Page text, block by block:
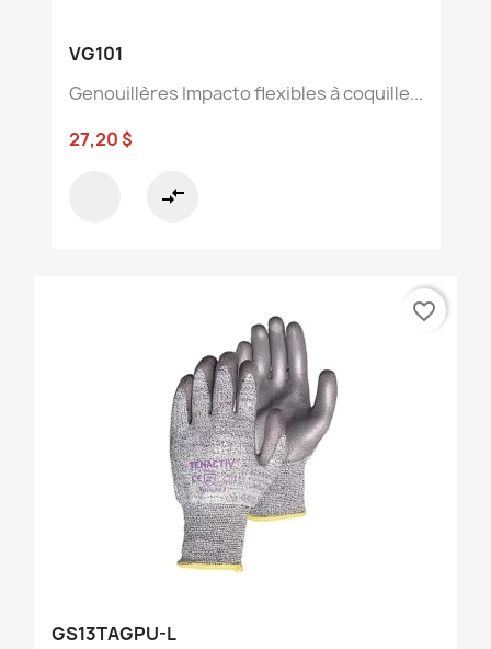
VG101
Genouillères Impacto flexibles à coquille...
27,20 $
compare_arrows
GS13TAGPU-L
favorite_border